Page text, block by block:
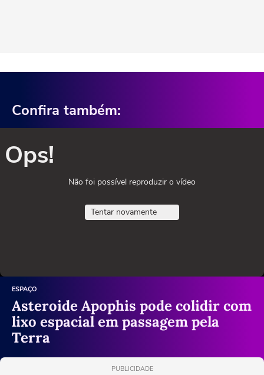
Confira também:
Ops!
Não foi possível reproduzir o vídeo
Tentar novamente
ESPAÇO
Asteroide Apophis pode colidir com
lixo espacial em passagem pela
Terra
PUBLICIDADE